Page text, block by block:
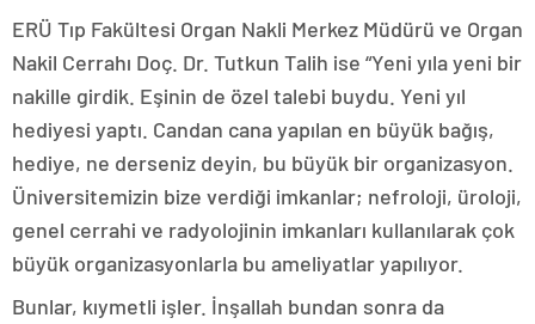
ERÜ Tıp Fakültesi Organ Nakli Merkez Müdürü ve Organ
Nakil Cerrahı Doç. Dr. Tutkun Talih ise “Yeni yıla yeni bir
nakille girdik. Eşinin de özel talebi buydu. Yeni yıl
hediyesi yaptı. Candan cana yapılan en büyük bağış,
hediye, ne derseniz deyin, bu büyük bir organizasyon.
Üniversitemizin bize verdiği imkanlar; nefroloji, üroloji,
genel cerrahi ve radyolojinin imkanları kullanılarak çok
büyük organizasyonlarla bu ameliyatlar yapılıyor.
Bunlar, kıymetli işler. İnşallah bundan sonra da